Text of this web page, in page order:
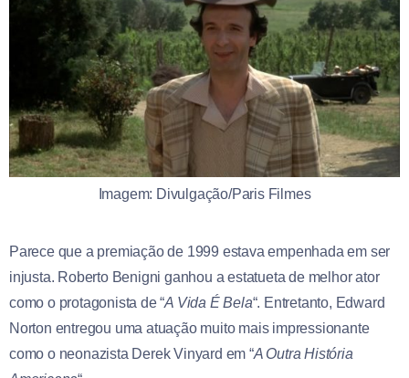
Imagem: Divulgação/Paris Filmes
Parece que a premiação de 1999 estava empenhada em ser
injusta. Roberto Benigni ganhou a estatueta de melhor ator
como o protagonista de “A Vida É Bela“. Entretanto, Edward
Norton entregou uma atuação muito mais impressionante
como o neonazista Derek Vinyard em “A Outra História